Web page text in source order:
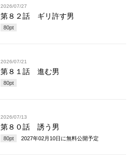
2026/07/27
第８２話 ギリ許す男
80pt
2026/07/21
第８１話 進む男
80pt
2026/07/13
第８０話 誘う男
80pt 2027年02月10日 に無料公開予定